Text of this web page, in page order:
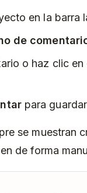
en la barra
de
o haz clic en
para
se muestran
de forma